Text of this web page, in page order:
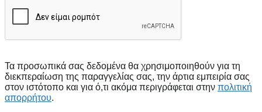
Τα προσωπικά σας δεδομένα θα χρησιμοποιηθούν για τη
διεκπεραίωση της παραγγελίας σας, την άρτια εμπειρία σας
στον ιστότοπο και για ό,τι ακόμα περιγράφεται στην πολιτική
απορρήτου.